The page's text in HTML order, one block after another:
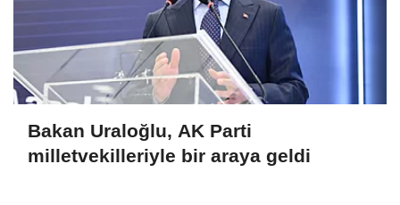
Bakan Uraloğlu, AK Parti
milletvekilleriyle bir araya geldi